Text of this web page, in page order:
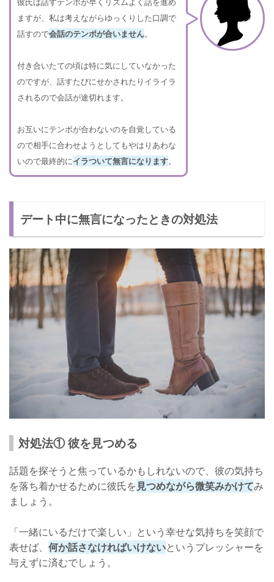
ますが、私は考えながらゆっくりした口調で
話すので会話のテンポが合いません。
付き合いたての頃は特に気にしていなかった
のですが、話すたびにせかされたりイライラ
されるので会話が途切れます。
お互いにテンポが合わないのを自覚している
ので相手に合わせようとしてもやはりあわな
いので最終的にイラついて無言になります。
デート中に無言になったときの対処法
対処法① 彼を見つめる
話題を探そうと焦っているかもしれないので、彼の気持ち
を落ち着かせるために彼氏を 見つめながら微笑みかけてみ
ましょう。
「一緒にいるだけで楽しい」という幸せな気持ちを笑顔で
表せば、 何か話さなければいけないというプレッシャーを
与えずに済むでしょう。